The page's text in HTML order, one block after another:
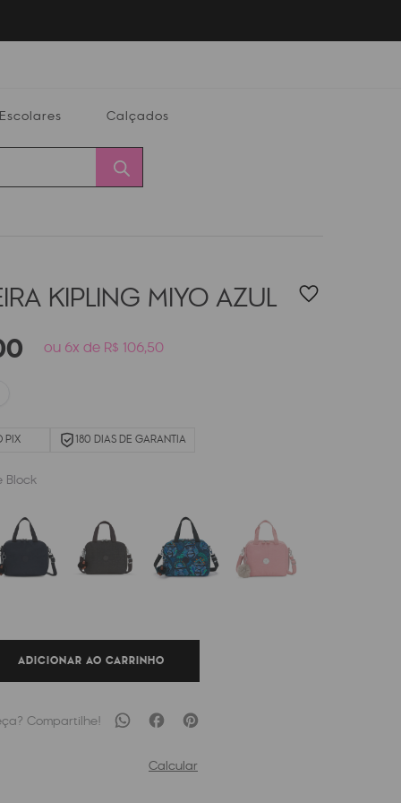
Escolares Calçados
KIPLING MIYOAZUL
ou 6x de R$ 106,50
PIX 180 DIAS DE GARANTIA
Block
ADICIONAR AO CARRINHO
Calcular